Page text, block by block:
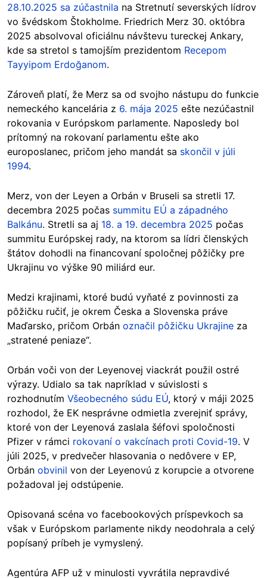
28.10.2025 sa zúčastnila na Stretnutí severských lídrov
vo švédskom Štokholme. Friedrich Merz 30. októbra
2025 absolvoval oficiálnu návštevu tureckej Ankary,
kde sa stretol s tamojším prezidentom Recepom
Tayyipom Erdoğanom.
Zároveň platí, že Merz sa od svojho nástupu do funkcie
nemeckého kancelária z 6. mája 2025 ešte nezúčastnil
rokovania v Európskom parlamente. Naposledy bol
prítomný na rokovaní parlamentu ešte ako
europoslanec, pričom jeho mandát sa skončil v júli
1994.
Merz, von der Leyen a Orbán v Bruseli sa stretli 17.
decembra 2025 počas summitu EÚ a západného
Balkánu. Stretli sa aj 18. a 19. decembra 2025 počas
summitu Európskej rady, na ktorom sa lídri členských
štátov dohodli na financovaní spoločnej pôžičky pre
Ukrajinu vo výške 90 miliárd eur.
Medzi krajinami, ktoré budú vyňaté z povinnosti za
pôžičku ručiť, je okrem Česka a Slovenska práve
Maďarsko, pričom Orbán označil pôžičku Ukrajine za
„stratené peniaze“.
Orbán voči von der Leyenovej viackrát použil ostré
výrazy. Udialo sa tak napríklad v súvislosti s
rozhodnutím Všeobecného súdu EÚ, ktorý v máji 2025
rozhodol, že EK nesprávne odmietla zverejniť správy,
ktoré von der Leyenová zaslala šéfovi spoločnosti
Pfizer v rámci rokovaní o vakcínach proti Covid-19. V
júli 2025, v predvečer hlasovania o nedôvere v EP,
Orbán obvinil von der Leyenovú z korupcie a otvorene
požadoval jej odstúpenie.
Opisovaná scéna vo facebookových príspevkoch sa
však v Európskom parlamente nikdy neodohrala a celý
popísaný príbeh je vymyslený.
Agentúra AFP už v minulosti vyvrátila nepravdivé